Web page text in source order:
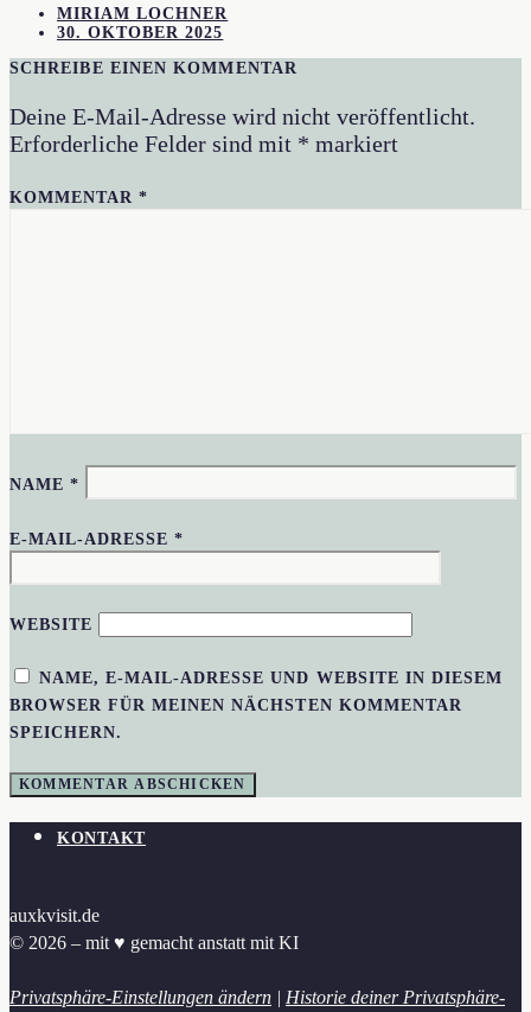
MIRIAM LOCHNER
30. OKTOBER 2025
SCHREIBE EINEN KOMMENTAR
Deine E-Mail-Adresse wird nicht veröffentlicht.
Erforderliche Felder sind mit * markiert
KOMMENTAR*
NAME*
E-MAIL-ADRESSE*
WEBSITE
NAME, E-MAIL-ADRESSE UND WEBSITE IN DIESEM
BROWSER FÜR MEINEN NÄCHSTEN KOMMENTAR
SPEICHERN.
KONTAKT
auxkvisit.de
© 2026 – mit ♥︎ gemacht anstatt mit KI
Privatsphäre-Einstellungen ändern | Historie deiner Privatsphäre-